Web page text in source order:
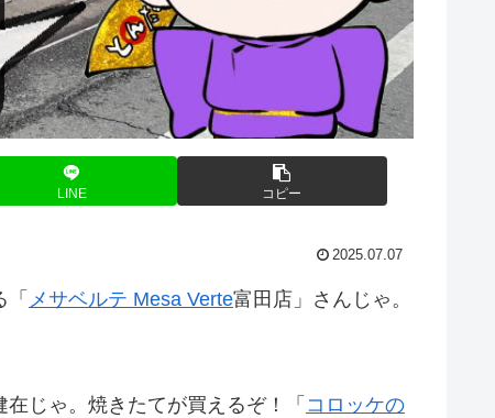
LINE コピー
2025.07.07
メサベルテ Mesa Verte富田店」さんじゃ。
在じゃ。焼きたてが買えるぞ！「 コロッケの